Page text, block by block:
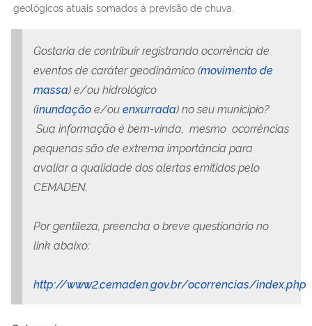
geológicos atuais somados à previsão de chuva.
Gostaria de contribuir registrando ocorrência de
eventos de caráter geodinâmico (movimento de
massa) e/ou hidrológico
(inundaçãoe/ouenxurrada) no seu município?
Sua informação é bem-vinda, mesmo ocorrências
pequenas são de extrema importância para
avaliar a qualidade dos alertas emitidos pelo
CEMADEN.
Por gentileza, preencha o breve questionário no
link abaixo:
http://www2.cemaden.gov.br/ocorrencias/index.php